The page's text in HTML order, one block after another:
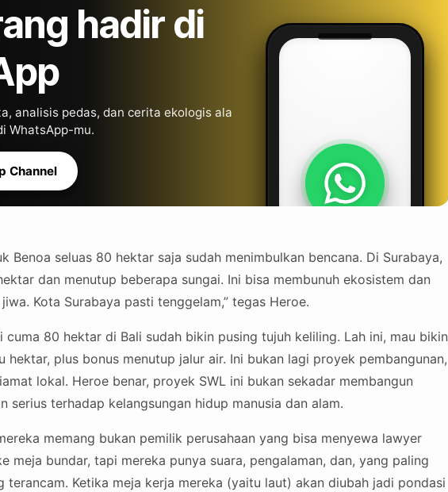
hadir di
analisis pedas, dan cerita ekologis ala
WhatsApp-mu.
Channel
Benoa seluas 80 hektar saja sudah menimbulkan bencana. Di Surabaya,
dan menutup beberapa sungai. Ini bisa membunuh ekosistem dan
Kota Surabaya pasti tenggelam,” tegas Heroe.
cuma 80 hektar di Bali sudah bikin pusing tujuh keliling. Lah ini, mau bikin
hektar, plus bonus menutup jalur air. Ini bukan lagi proyek pembangunan,
lokal. Heroe benar, proyek SWL ini bukan sekadar membangun
serius terhadap kelangsungan hidup manusia dan alam.
memang bukan pemilik perusahaan yang bisa menyewa lawyer
meja bundar, tapi mereka punya suara, pengalaman, dan, yang paling
terancam. Ketika meja kerja mereka (yaitu laut) akan diubah jadi pondasi